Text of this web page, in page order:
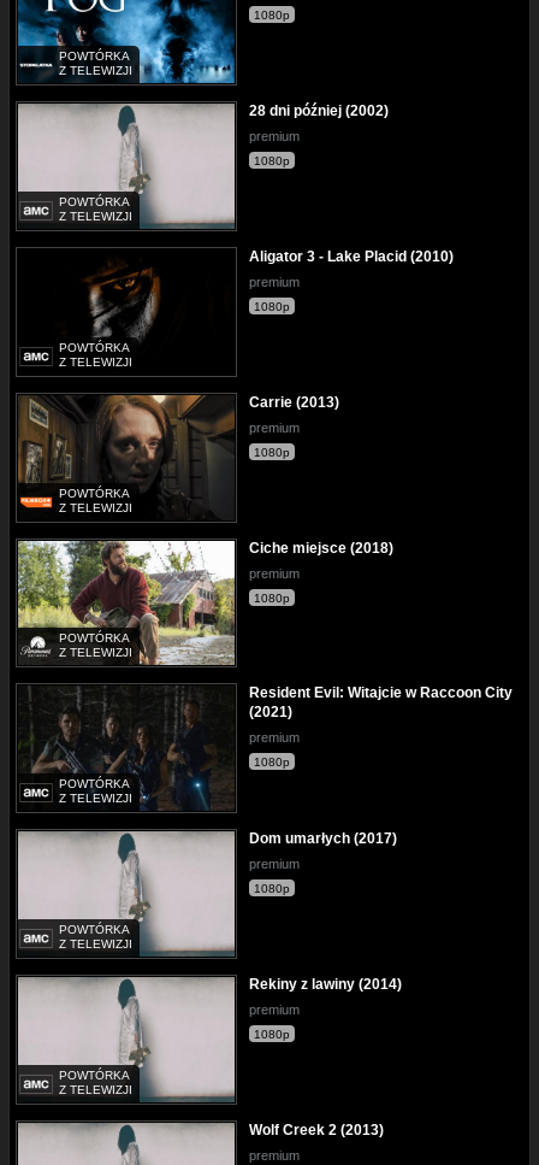
POWTÓRKA
Z TELEWIZJI
1080p
POWTÓRKA
Z TELEWIZJI
28 dni później (2002)
premium
1080p
POWTÓRKA
Z TELEWIZJI
Aligator 3 - Lake Placid (2010)
premium
1080p
POWTÓRKA
Z TELEWIZJI
Carrie (2013)
premium
1080p
POWTÓRKA
Z TELEWIZJI
Ciche miejsce (2018)
premium
1080p
POWTÓRKA
Z TELEWIZJI
Resident Evil: Witajcie w Raccoon City
(2021)
premium
1080p
POWTÓRKA
Z TELEWIZJI
Dom umarłych (2017)
premium
1080p
POWTÓRKA
Z TELEWIZJI
Rekiny z lawiny (2014)
premium
1080p
Wolf Creek 2 (2013)
premium